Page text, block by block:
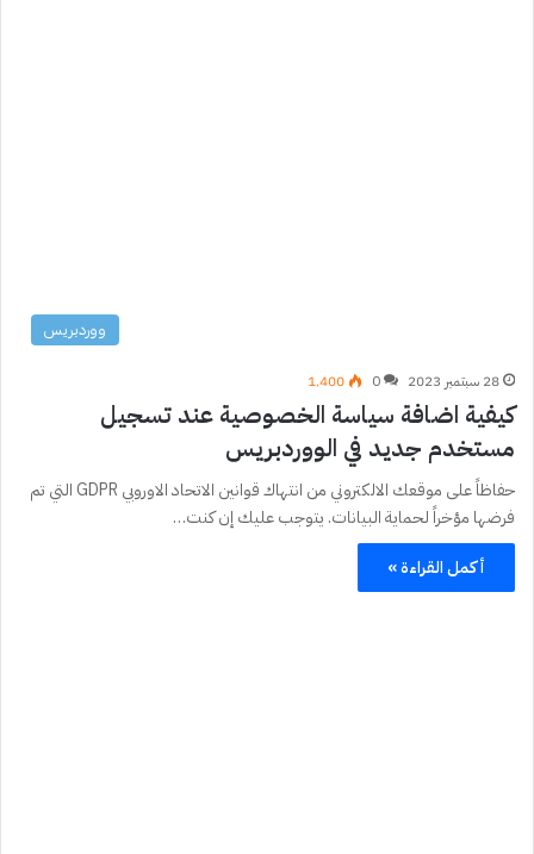
ووردبريس
28 سبتمبر 2023 0 1٬400
كيفية اضافة سياسة الخصوصية عند تسجيل
مستخدم جديد في الووردبريس
حفاظاً على موقعك الالكتروني من انتهاك قوانين الاتحاد الاوروبي GDPR التي تم
فرضها مؤخراً لحماية البيانات. يتوجب عليك إن كنت…
أكمل القراءة »